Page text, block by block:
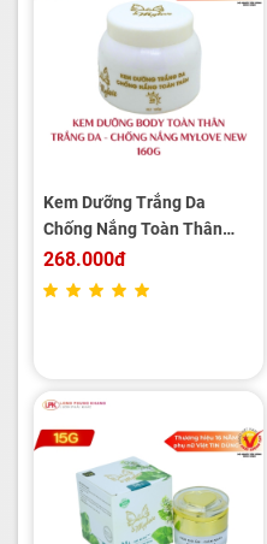
Kem Dưỡng Trắng Da
Chống Nắng Toàn Thân
MYLOVE NEW 160g
268.000đ